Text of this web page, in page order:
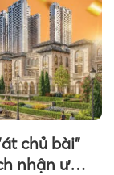
chủ bài"
nhận ưu